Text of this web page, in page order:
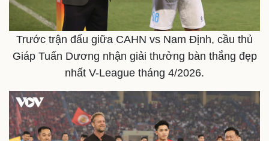
Quan sát
Cuộc sống đó đây
Hồ sơ
Multimedia
Video
Ảnh
E-Magazine
Infographic
Trước trận đấu giữa CAHN vs Nam Định, cầu thủ
Giáp Tuấn Dương nhận giải thưởng bàn thắng đẹp
nhất V-League tháng 4/2026.